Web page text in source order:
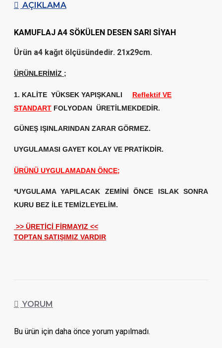
AÇIKLAMA
KAMUFLAJ A4 SÖKÜLEN DESEN SARI SİYAH
Ürün a4 kağıt ölçüsündedir. 21x29cm.
ÜRÜNLERİMİZ ;
1. KALİTE YÜKSEK YAPIŞKANLI
Reflektif VE
STANDART FOLYODAN ÜRETİLMEKDEDİR.
GÜNEŞ IŞINLARINDAN ZARAR GÖRMEZ.
UYGULAMASI GAYET KOLAY VE PRATİKDİR.
ÜRÜNÜ UYGULAMADAN ÖNCE;
*UYGULAMA YAPILACAK ZEMİNİ ÖNCE ISLAK SONRA
KURU BEZ İLE TEMİZLEYELİM.
>> ÜRETİCİ FİRMAYIZ <<
TOPTAN SATIŞIMIZ VARDIR
YORUM
Bu ürün için daha önce yorum yapılmadı.